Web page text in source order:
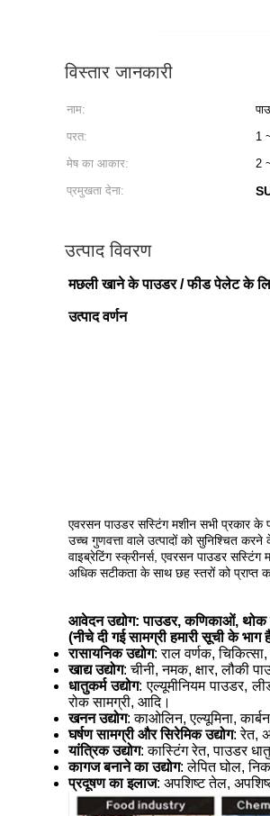
विस्तार जानकारी
नाम:
परत:
1
मेष का आकार:
2
प्रमुखता देना:
उत्पाद विवरण
मछली खाने के पाउडर / फीड पेलेट के
उत्पाद वर्णन
एवरसन पाउडर सस्टिंग मशीन सभी प्रकार
उच्च गुणवत्ता वाले उत्पादों को सुनिश्चित
वाइब्रेटिंग स्क्रीनर्स, एवरसन पाउडर
अधिक सटीकता के साथ छह स्तरों को प्राप्त
आवेदन उद्योग: पाउडर, कणिकाओं,
(नीचे दी गई सामग्री हमारी सूची के
रासायनिक उद्योग: राल वर्णक,
खाद्य उद्योग: चीनी, नमक, क्षार, लौकी
धातुकर्म उद्योग: एल्यूमीनियम पाउडर,
रोक सामग्री, आदि।
खनन उद्योग: काओलिन, एल्यूमिना,
घर्षण सामग्री और सिरेमिक उद्योग: रेत,
यांत्रिक उद्योग: कास्टिंग रेत, पाउडर
कागज बनाने का उद्योग: लेपित घोल,
प्रदूषण का इलाज: अपशिष्ट तेल,